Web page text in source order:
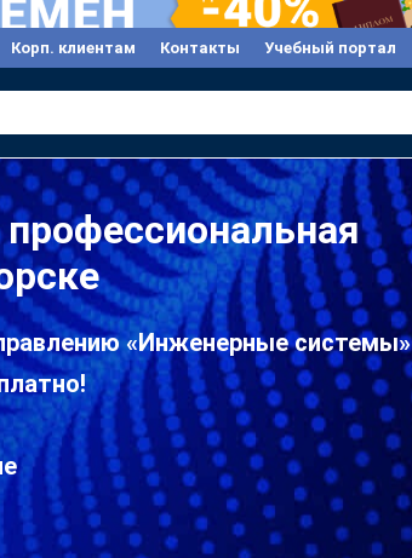
Корп. клиентам Контакты Учебный портал
«Инженерные системы»